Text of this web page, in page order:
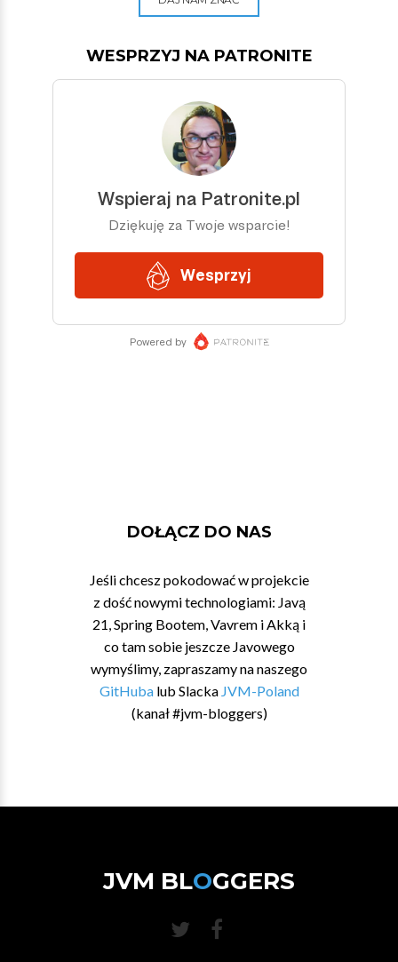
WESPRZYJ NA PATRONITE
DOŁĄCZ DO NAS
Jeśli chcesz pokodować w projekcie
z dość nowymi technologiami: Javą
21, Spring Bootem, Vavrem i Akką i
co tam sobie jeszcze Javowego
wymyślimy, zapraszamy na naszego
GitHubalub Slacka JVM-Poland
(kanał #jvm-bloggers)
JVM BLOGGERS